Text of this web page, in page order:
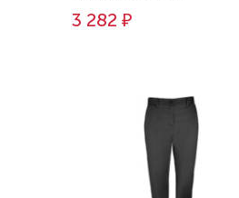
3 282 ₽